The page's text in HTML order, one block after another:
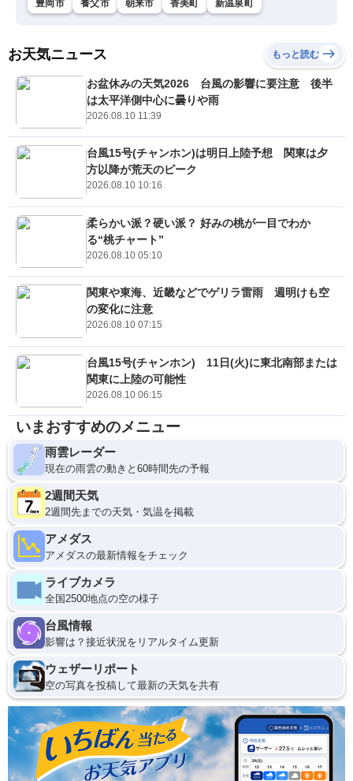
豊岡市 養父市 朝来市 香美町 新温泉町
お天気ニュース もっと読む
お盆休みの天気2026 台風の影響に要注意 後半
は太平洋側中心に曇りや雨
2026.08.10 11:39
台風15号(チャンホン)は明日上陸予想 関東は夕
方以降が荒天のピーク
2026.08.10 10:16
柔らかい派？硬い派？ 好みの桃が一目でわか
る“桃チャート”
2026.08.10 05:10
関東や東海、近畿などでゲリラ雷雨 週明けも空
の変化に注意
2026.08.10 07:15
台風15号(チャンホン) 11日(火)に東北南部または
関東に上陸の可能性
2026.08.10 06:15
いまおすすめのメニュー
雨雲レーダー
現在の雨雲の動きと60時間先の予報
2週間天気
2週間先までの天気・気温を掲載
アメダス
アメダスの最新情報をチェック
ライブカメラ
全国2500地点の空の様子
台風情報
影響は？接近状況をリアルタイム更新
ウェザーリポート
空の写真を投稿して最新の天気を共有